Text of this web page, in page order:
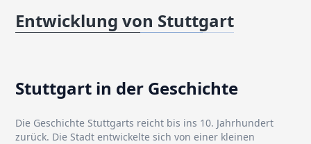
Entwicklung von Stuttgart
Stuttgart in der Geschichte
Die Geschichte Stuttgarts reicht bis ins 10. Jahrhundert
zurück. Die Stadt entwickelte sich von einer kleinen